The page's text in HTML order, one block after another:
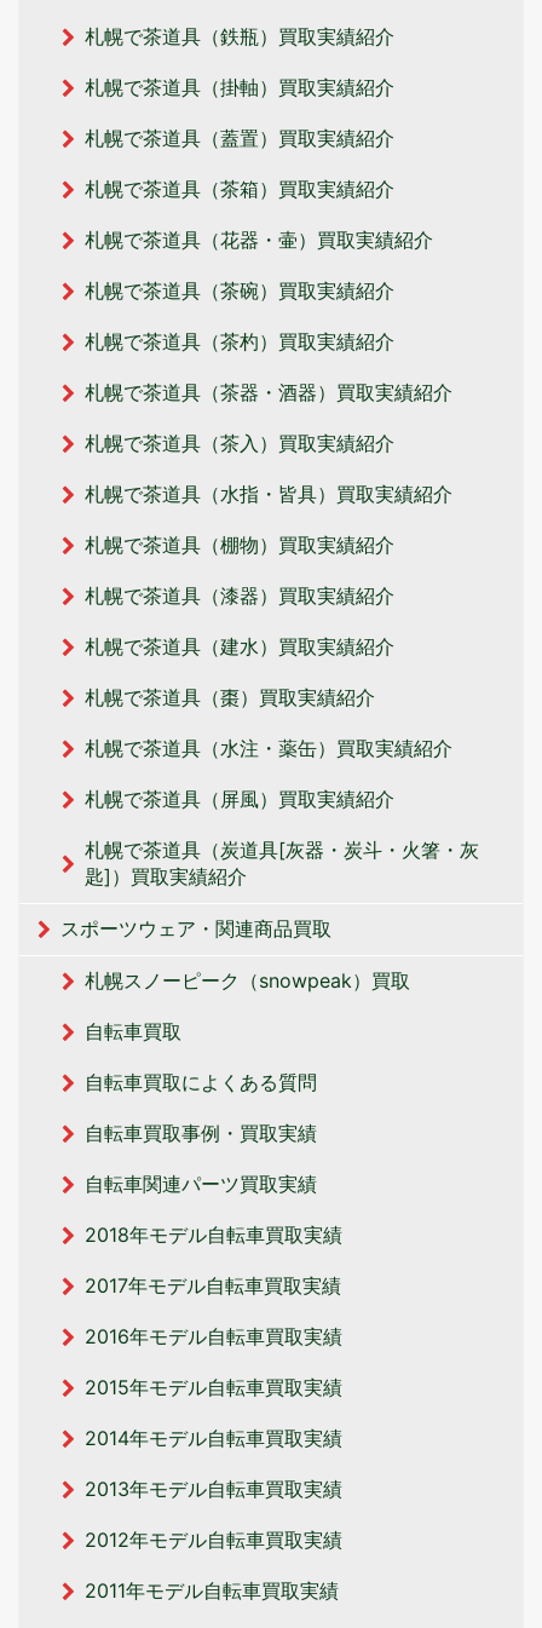
札幌で茶道具（鉄瓶）買取実績紹介
札幌で茶道具（掛軸）買取実績紹介
札幌で茶道具（蓋置）買取実績紹介
札幌で茶道具（茶箱）買取実績紹介
札幌で茶道具（花器・壷）買取実績紹介
札幌で茶道具（茶碗）買取実績紹介
札幌で茶道具（茶杓）買取実績紹介
札幌で茶道具（茶器・酒器）買取実績紹介
札幌で茶道具（茶入）買取実績紹介
札幌で茶道具（水指・皆具）買取実績紹介
札幌で茶道具（棚物）買取実績紹介
札幌で茶道具（漆器）買取実績紹介
札幌で茶道具（建水）買取実績紹介
札幌で茶道具（棗）買取実績紹介
札幌で茶道具（水注・薬缶）買取実績紹介
札幌で茶道具（屏風）買取実績紹介
札幌で茶道具（炭道具[灰器・炭斗・火箸・灰
匙]）買取実績紹介
スポーツウェア・関連商品買取
札幌スノーピーク（snowpeak）買取
自転車買取
自転車買取によくある質問
自転車買取事例・買取実績
自転車関連パーツ買取実績
2018年モデル自転車買取実績
2017年モデル自転車買取実績
2016年モデル自転車買取実績
2015年モデル自転車買取実績
2014年モデル自転車買取実績
2013年モデル自転車買取実績
2012年モデル自転車買取実績
2011年モデル自転車買取実績